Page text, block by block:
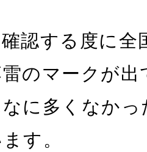
認する度に全
のマークが
に多くなか
す。